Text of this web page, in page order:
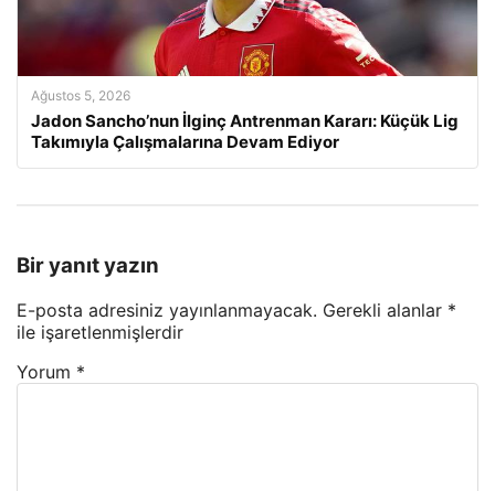
Ağustos 5, 2026
Jadon Sancho’nun İlginç Antrenman Kararı: Küçük Lig
Takımıyla Çalışmalarına Devam Ediyor
Bir yanıt yazın
E-posta adresiniz yayınlanmayacak. Gerekli alanlar *
ile işaretlenmişlerdir
Yorum *